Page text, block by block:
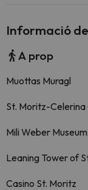
Informació
A prop
Muottas Muragl
St. Moritz-Celerina
Mili Weber Museum
Leaning Tower of
Casino St. Moritz